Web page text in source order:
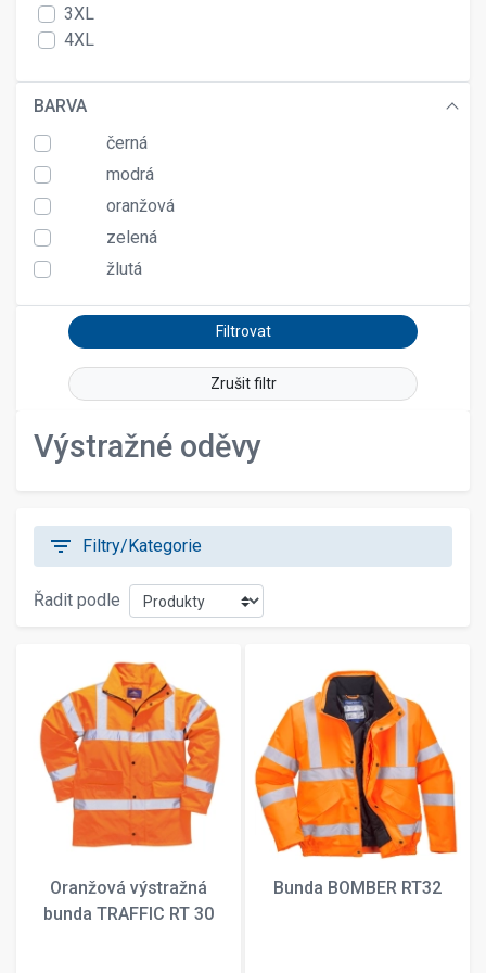
3XL
4XL
XXXXXL
BARVA
černá
modrá
oranžová
zelená
žlutá
Zrušit filtr
Výstražné oděvy
filter_list Filtry/Kategorie
Řadit podle
Oranžová výstražná
bunda TRAFFIC RT 30
Bunda BOMBER RT32